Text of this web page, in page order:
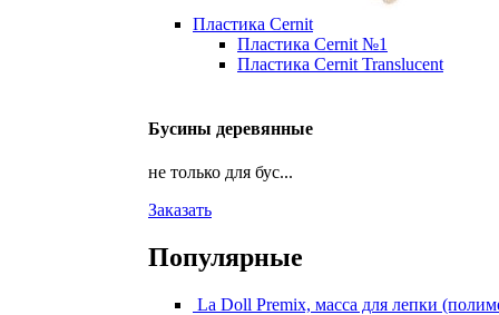
Пластика Cernit
Пластика Cernit №1
Пластика Cernit Translucent
Бусины деревянные
не только для бус...
Заказать
Популярные
La Doll Premix, масса для лепки